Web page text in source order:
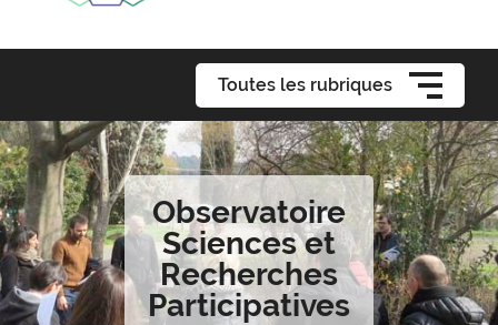
Toutes les rubriques
Observatoire
Sciences et
Recherches
Participatives